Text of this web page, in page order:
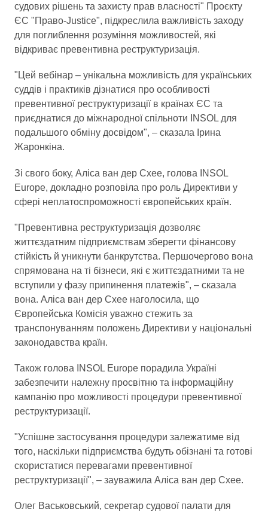
судових рішень та захисту прав власності" Проєкту
ЄС "Право-Justice", підкреслила важливість заходу
для поглиблення розуміння можливостей, які
відкриває превентивна реструктуризація.
"Цей вебінар – унікальна можливість для українських
суддів і практиків дізнатися про особливості
превентивної реструктуризації в країнах ЄС та
приєднатися до міжнародної спільноти INSOL для
подальшого обміну досвідом", – сказала Ірина
Жаронкіна.
Зі свого боку, Аліса ван дер Схее, голова INSOL
Europe, докладно розповіла про роль Директиви у
сфері неплатоспроможності європейських країн.
"Превентивна реструктуризація дозволяє
життєздатним підприємствам зберегти фінансову
стійкість й уникнути банкрутства. Першочергово вона
спрямована на ті бізнеси, які є життєздатними та не
вступили у фазу припинення платежів", – сказала
вона. Аліса ван дер Схее наголосила, що
Європейська Комісія уважно стежить за
транспонуванням положень Директиви у національні
законодавства країн.
Також голова INSOL Europe порадила Україні
забезпечити належну просвітню та інформаційну
кампанію про можливості процедури превентивної
реструктуризації.
"Успішне застосування процедури залежатиме від
того, наскільки підприємства будуть обізнані та готові
скористатися перевагами превентивної
реструктуризації", – зауважила Аліса ван дер Схее.
Олег Васьковський, секретар судової палати для